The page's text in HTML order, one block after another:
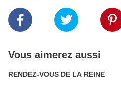
Vous aimerez aussi
RENDEZ-VOUS DE LA REINE